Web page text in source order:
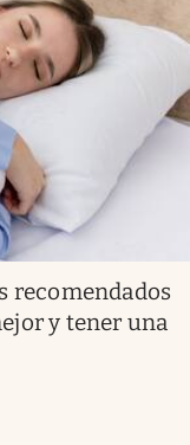
recomendados
y tener una